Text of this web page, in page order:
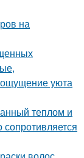
на
ощущение уюта
теплом и